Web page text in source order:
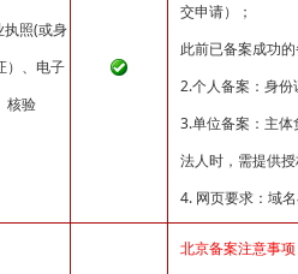
执照(或身
）、电子
核验
交申请）；
此前已备案成功
2.个人备案：身
3.单位备案：主
法人时，需提供
4. 网页要求：域
北京备案注意事项